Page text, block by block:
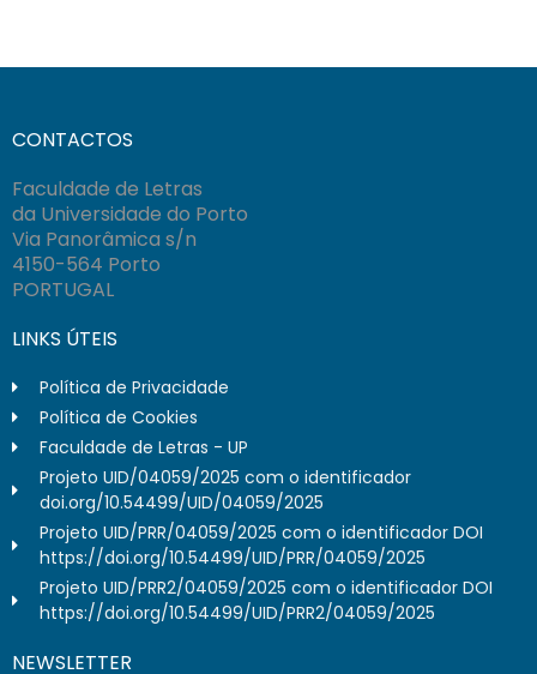
CONTACTOS
Faculdade de Letras
da Universidade do Porto
Via Panorâmica s/n
4150-564 Porto
PORTUGAL
LINKS ÚTEIS
Política de Privacidade
Política de Cookies
Faculdade de Letras - UP
Projeto UID/04059/2025 com o identificador
doi.org/10.54499/UID/04059/2025
Projeto UID/PRR/04059/2025 com o identificador DOI
https://doi.org/10.54499/UID/PRR/04059/2025
Projeto UID/PRR2/04059/2025 com o identificador DOI
https://doi.org/10.54499/UID/PRR2/04059/2025
NEWSLETTER